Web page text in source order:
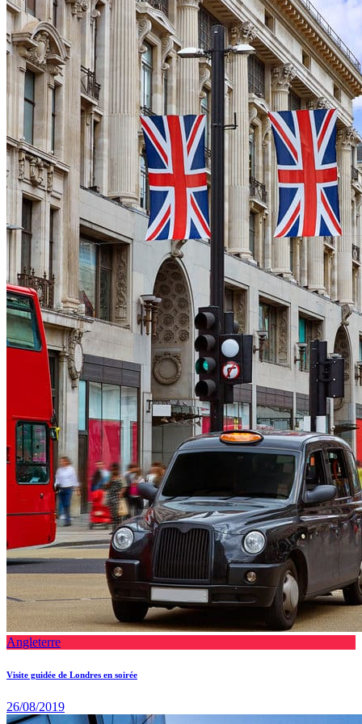
Angleterre
Visite guidée de Londres en soirée
26/08/2019